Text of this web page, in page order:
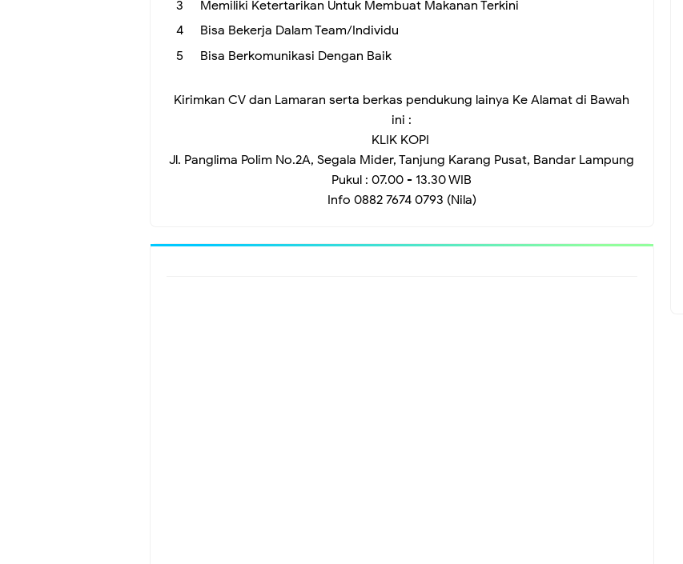
Memiliki Ketertarikan Untuk Membuat Makanan Terkini
Bisa Bekerja Dalam Team/Individu
Bisa Berkomunikasi Dengan Baik
Kirimkan CV dan Lamaran serta berkas pendukung lainya Ke Alamat di Bawah
ini :
KLIK KOPI
Jl. Panglima Polim No.2A, Segala Mider, Tanjung Karang Pusat, Bandar Lampung
Pukul : 07.00 - 13.30 WIB
Info 0882 7674 0793 (Nila)